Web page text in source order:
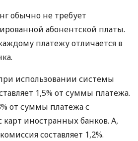
обычно не требует
абонентской платы.
платежу отличается в
использовании системы
1,5% от суммы платежа.
от суммы платежа с
карт иностранных банков. А,
составляет 1,2%.